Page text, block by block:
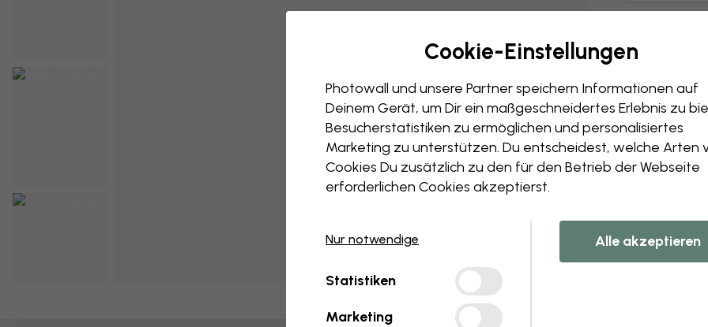
Cookie-Einstellungen
Photowall und unsere Partner speichern Informationen auf
Deinem Gerät, um Dir ein maßgeschneidertes Erlebnis zu
Besucherstatistiken zu ermöglichen und personalisiertes
Marketing zu unterstützen. Du entscheidest, welche Arten
Cookies Du zusätzlich zu den für den Betrieb der Webseite
erforderlichen Cookies akzeptierst.
Nur notwendige
Statistiken
Marketing
Alle akzeptieren